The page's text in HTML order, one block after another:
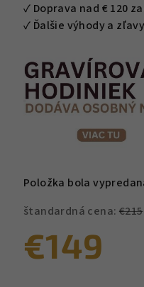
✓ Doprava nad € 120
✓ Ďalšie výhody a
Položka bola
štandardná cena: €215
€149